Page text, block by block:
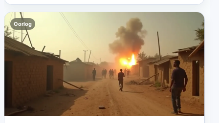
Oorlog